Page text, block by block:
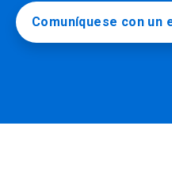
Comuníquese con un